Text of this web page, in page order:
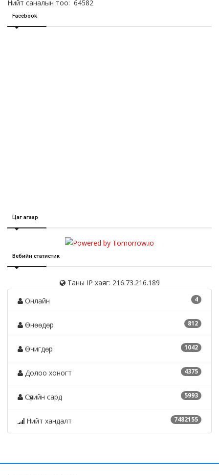
Нийт саналын тоо: 64582
Facebook
Цаг агаар
Вебийн статистик
Таны IP хаяг: 216.73.216.189
4
Онлайн
812
Өнөөдөр
1042
Өчигдөр
4375
Долоо хоногт
5993
Сүүлийн сард
7482155
Нийт хандалт